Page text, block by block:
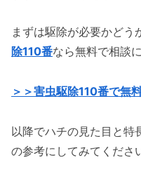
まずは駆除が必要かどう
除110番なら無料で相談
＞＞害虫駆除110番で無
以降でハチの見た目と特
の参考にしてみてくださ